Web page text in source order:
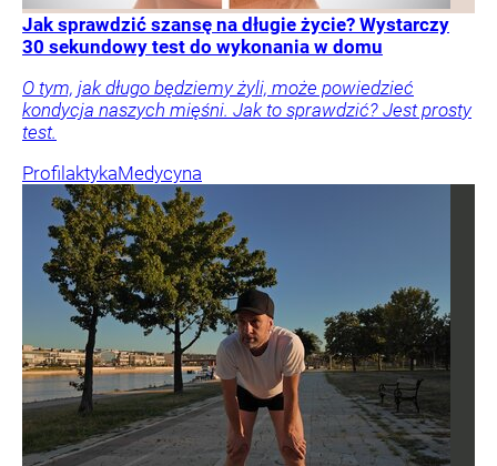
Jak sprawdzić szansę na długie życie? Wystarczy
30 sekundowy test do wykonania w domu
O tym, jak długo będziemy żyli, może powiedzieć
kondycja naszych mięśni. Jak to sprawdzić? Jest prosty
test.
ProfilaktykaMedycyna